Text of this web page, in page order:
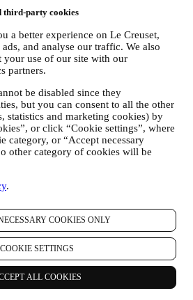
third-party cookies
a better experience on Le Creuset,
and analyse our traffic. We also
your use of our site with our
partners.
be disabled since they
but you can consent to all the other
statistics and marketing cookies) by
or click “Cookie settings”, where
category, or “Accept necessary
other category of cookies will be
.
COOKIES ONLY
COOKIE SETTINGS
ALL COOKIES
INFORMAÇÃO?
dados para os seguintes fins:
OBRIGAÇÕES LEGAIS. Podemos ter
dados sobre si para cumprir nossas
CONTA LE CREUSET. Usaremos os
uma conta Le Creuset que lhe dará
vantagens dedicadas a usuários
melhor os nossos serviços, como
guardar vários endereços de entrega,
pedidos. Esta atividade de
pois permite-nos fornecer-lhe
titular de uma conta Le Creuset.
E FORNECER
SERVIÇOS E ASSISTÊNCIA.
para gerir o nosso relacionamento
suas compras de produtos no sitee/ou
subsequente ou a sua participação nos
ter que processar alguns dados